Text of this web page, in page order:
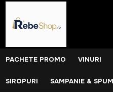
PACHETE PROMO VINURI
SIROPURI SAMPANIE &